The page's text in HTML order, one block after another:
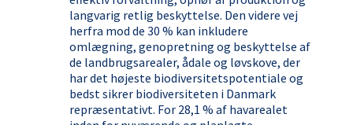
langvarig retlig beskyttelse. Den videre vej
herfra mod de 30 % kan inkludere
omlægning, genopretning og beskyttelse af
de landbrugsarealer, ådale og løvskove, der
har det højeste biodiversitetspotentiale og
bedst sikrer biodiversiteten i Danmark
repræsentativt. For 28,1 % af havarealet